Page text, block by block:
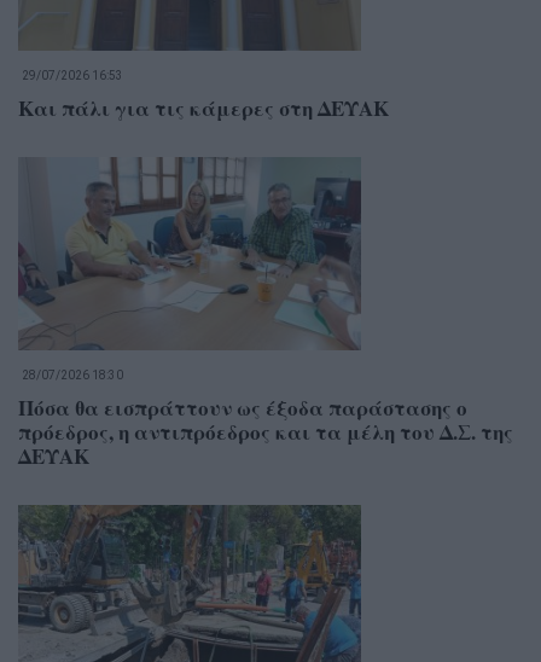
29/07/2026 16:53
Και πάλι για τις κάμερες στη ΔΕΥΑΚ
28/07/2026 18:30
Πόσα θα εισπράττουν ως έξοδα παράστασης ο
πρόεδρος, η αντιπρόεδρος και τα μέλη του Δ.Σ. της
ΔΕΥΑΚ